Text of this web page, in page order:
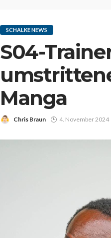
SCHALKE NEWS
S04-
Manga
Chris Braun 4. November 2024